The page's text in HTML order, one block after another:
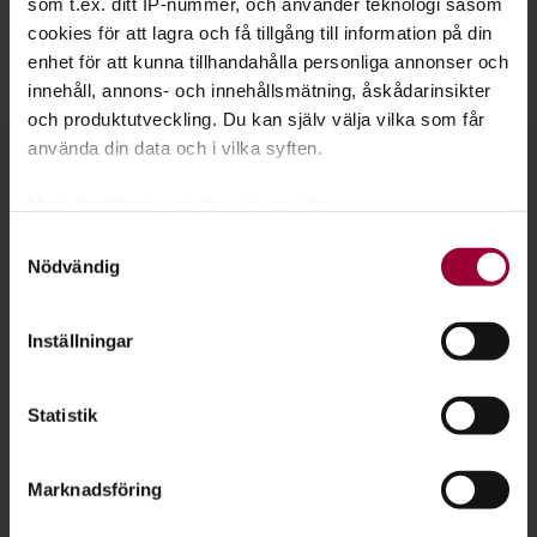
cookies för att lagra och få tillgång till information på din
enhet för att kunna tillhandahålla personliga annonser och
innehåll, annons- och innehållsmätning, åskådarinsikter
och produktutveckling. Du kan själv välja vilka som får
använda din data och i vilka syften.
som kan ha en noggrannhet på upp till flera meter
Ta reda på mer om hur dina personliga uppgifter
Du kan ändra eller dra tillbaka ditt samtycke när som
För att du ska få en så bra upplevelse som möjligt
Nödvändig
Inställningar
Statistik
Marknadsföring
föreläsningar, kunskapsbank, kontaktnät och utrustning.
Kontakt